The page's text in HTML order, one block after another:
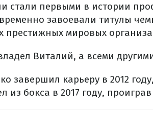
стали первыми в истории
завоевали титулы
престижных мировых
Виталий, а всеми
завершил карьеру в 2012
из бокса в 2017 году,